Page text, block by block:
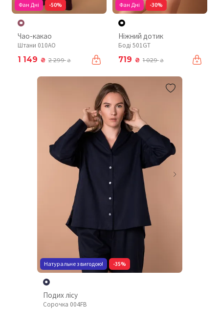
Фан Дні -50%
Чао-какао
Штани 010AO
1 149 ₴ 2 299₴
Фан Дні -30%
Ніжний дотик
Боді 501GT
719 ₴ 1 029₴
Натуральне з вигодою! -35%
Подих лісу
Сорочка 004FB